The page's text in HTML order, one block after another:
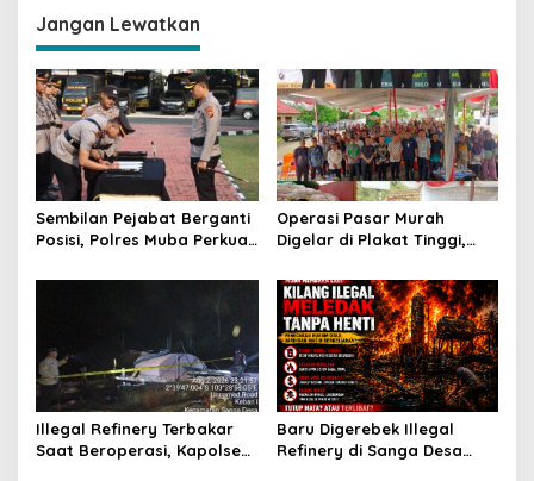
g
a
s
i
p
o
s
Jangan Lewatkan
Sembilan Pejabat Berganti
Posisi, Polres Muba Perkuat
Presisi
Operasi Pasar Murah
Digelar di Plakat Tinggi,
Subsidi untuk Ringankan
Beban Warga
Illegal Refinery Terbakar
Saat Beroperasi, Kapolsek
Baru Digerebek Illegal
Refinery di Sanga Desa